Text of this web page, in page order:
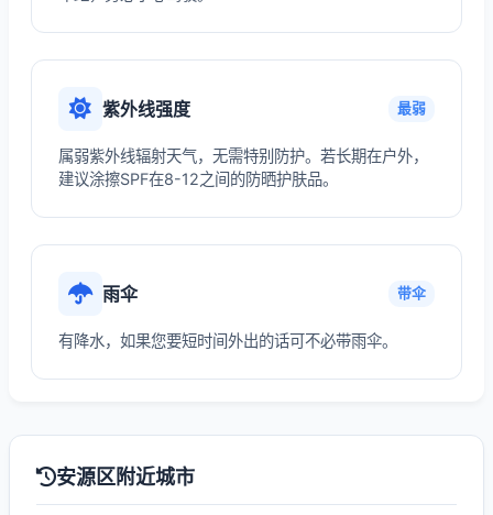
紫外线强度 最弱
属弱紫外线辐射天气，无需特别防护。若长期在户外，
建议涂擦SPF在8-12之间的防晒护肤品。
雨伞 带伞
有降水，如果您要短时间外出的话可不必带雨伞。
安源区附近城市